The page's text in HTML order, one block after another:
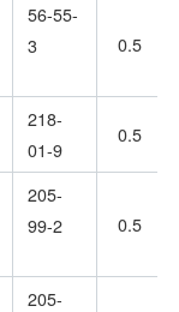
56-55-
3
0.5
218-
01-9
0.5
205-
99-2
0.5
205-